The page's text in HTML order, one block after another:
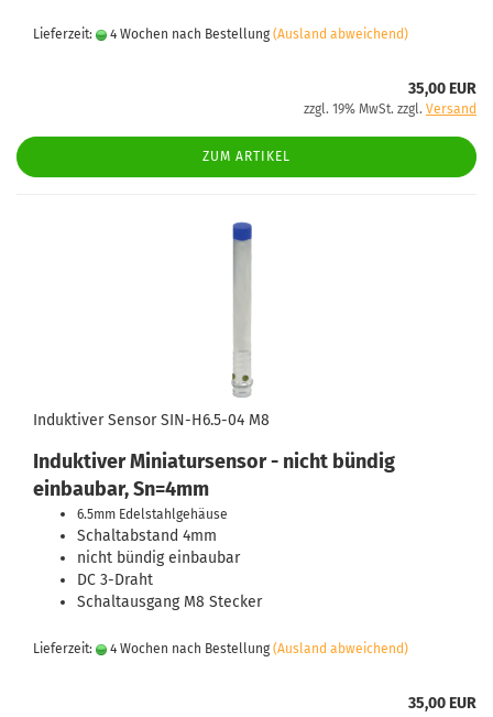
Lieferzeit: 4 Wochen nach Bestellung (Ausland abweichend)
35,00 EUR
zzgl. 19% MwSt. zzgl. Versand
ZUM ARTIKEL
Induktiver Sensor SIN-H6.5-04 M8
Induktiver Miniatursensor - nicht bündig
einbaubar, Sn=4mm
6.5mm Edelstahlgehäuse
Schaltabstand 4mm
nicht bündig einbaubar
DC 3-Draht
Schaltausgang M8 Stecker
Lieferzeit: 4 Wochen nach Bestellung (Ausland abweichend)
35,00 EUR